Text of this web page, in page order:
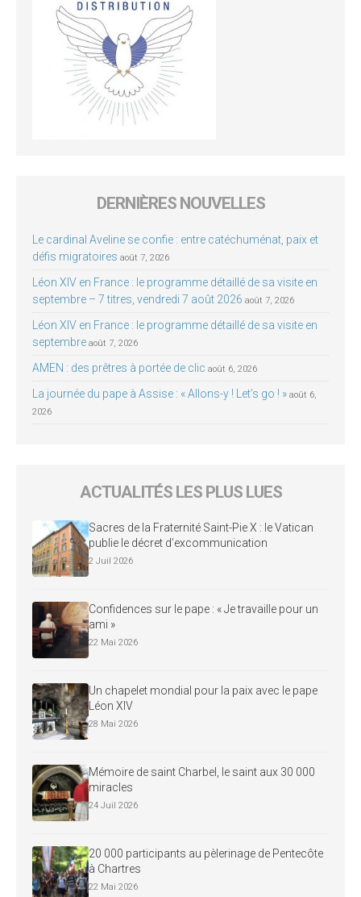
DERNIÈRES NOUVELLES
Le cardinal Aveline se confie : entre catéchuménat, paix et
défis migratoires août 7, 2026
Léon XIV en France : le programme détaillé de sa visite en
septembre – 7 titres, vendredi 7 août 2026 août 7, 2026
Léon XIV en France : le programme détaillé de sa visite en
septembre août 7, 2026
AMEN : des prêtres à portée de clic août 6, 2026
La journée du pape à Assise : « Allons-y ! Let’s go ! » août 6,
2026
ACTUALITÉS LES PLUS LUES
Sacres de la Fraternité Saint-Pie X : le Vatican
publie le décret d’excommunication
2 Juil 2026
Confidences sur le pape : « Je travaille pour un
ami »
22 Mai 2026
Un chapelet mondial pour la paix avec le pape
Léon XIV
28 Mai 2026
Mémoire de saint Charbel, le saint aux 30 000
miracles
24 Juil 2026
20 000 participants au pèlerinage de Pentecôte
à Chartres
22 Mai 2026